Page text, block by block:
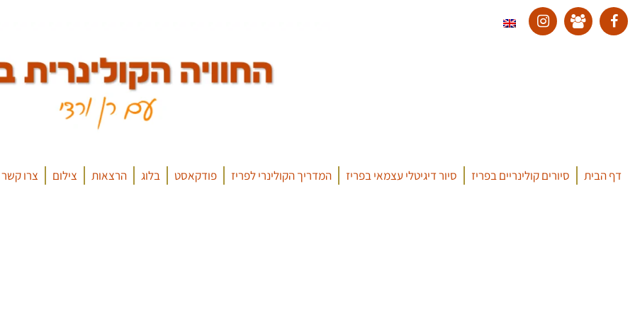
דף הבית סיורים קולינריים בפריז סיור דיגיטלי עצמאי בפריז המדריך הקולינרי לפריז פודקאסט בלוג הרצאות צילום צרו קשר